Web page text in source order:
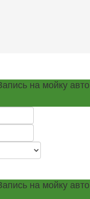
на мойку авто
на мойку авто